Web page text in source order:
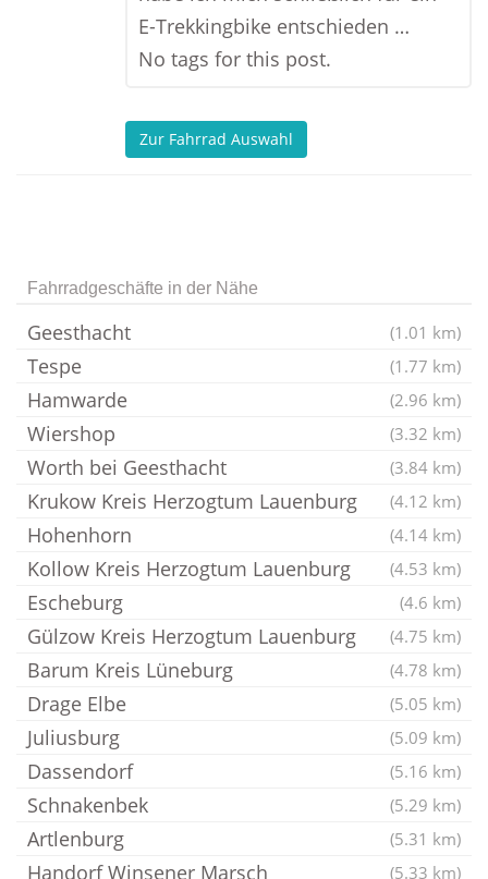
E-Trekkingbike entschieden …
No tags for this post.
Zur Fahrrad Auswahl
Fahrradgeschäfte in der Nähe
Geesthacht (1.01 km)
Tespe (1.77 km)
Hamwarde (2.96 km)
Wiershop (3.32 km)
Worth bei Geesthacht (3.84 km)
Krukow Kreis Herzogtum Lauenburg (4.12 km)
Hohenhorn (4.14 km)
Kollow Kreis Herzogtum Lauenburg (4.53 km)
Escheburg (4.6 km)
Gülzow Kreis Herzogtum Lauenburg (4.75 km)
Barum Kreis Lüneburg (4.78 km)
Drage Elbe (5.05 km)
Juliusburg (5.09 km)
Dassendorf (5.16 km)
Schnakenbek (5.29 km)
Artlenburg (5.31 km)
Handorf Winsener Marsch (5.33 km)